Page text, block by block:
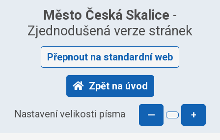
Město Česká Skalice -
Zjednodušená verze stránek
Přepnout na standardní web
Zpět na úvod
Nastavení velikosti písma — +